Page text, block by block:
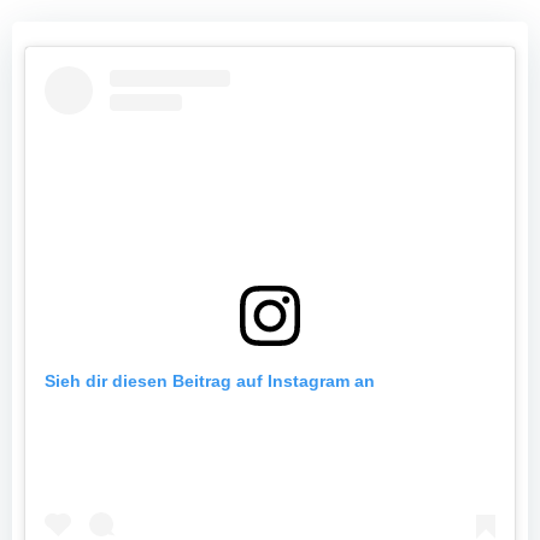
Sieh dir diesen Beitrag auf Instagram an